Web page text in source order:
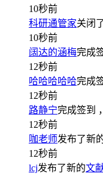
10秒前
科研通管家关闭了
10秒前
阔达的涵梅完成
12秒前
哈哈哈哈哈完成
12秒前
路静宁完成签到
12秒前
咖老师发布了新
12秒前
lcj发布了新的文